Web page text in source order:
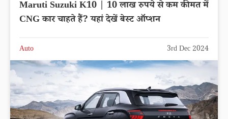
Maruti Suzuki K10 | 10 लाख रुपये से कम कीमत में
CNG कार चाहते हैं? यहां देखें बेस्ट ऑप्शन
Auto 3rd Dec 2024